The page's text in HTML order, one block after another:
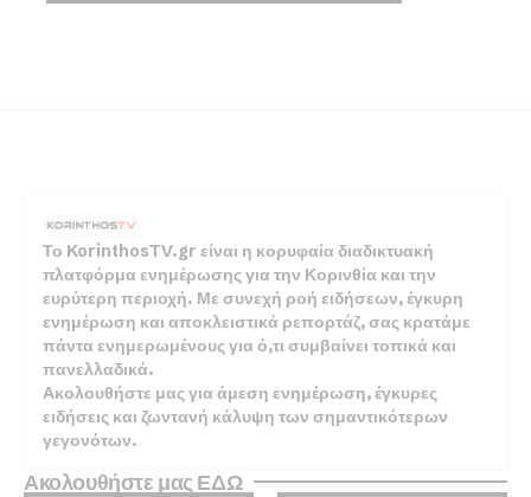
Το KorinthosTV.gr είναι η κορυφαία διαδικτυακή
πλατφόρμα ενημέρωσης για την Κορινθία και την
ευρύτερη περιοχή. Με συνεχή ροή ειδήσεων, έγκυρη
ενημέρωση και αποκλειστικά ρεπορτάζ, σας κρατάμε
πάντα ενημερωμένους για ό,τι συμβαίνει τοπικά και
πανελλαδικά.
Ακολουθήστε μας για άμεση ενημέρωση, έγκυρες
ειδήσεις και ζωντανή κάλυψη των σημαντικότερων
γεγονότων.
Ακολουθήστε μας ΕΔΩ